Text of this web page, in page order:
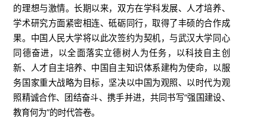
的理想与激情。长期以来，双方在学科发展、人才培养、
学术研究方面紧密相连、砥砺同行，取得了丰硕的合作成
果。中国人民大学将以此次签约为契机，与武汉大学同心
同德奋进，以全面落实立德树人为任务，以科技自主创
新、人才自主培养、中国自主知识体系建构为使命，以服
务国家重大战略为目标，坚决以中国为观照、以时代为观
照精诚合作、团结奋斗、携手并进，共同书写“强国建设、
教育何为”的时代答卷。